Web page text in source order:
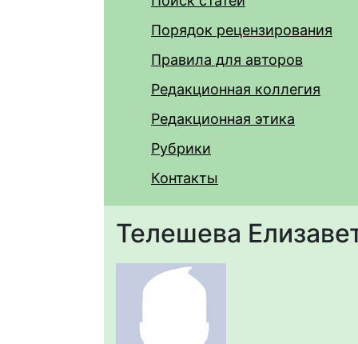
Порядок рецензирования
Правила для авторов
Редакционная коллегия
Редакционная этика
Рубрики
Контакты
Телешева